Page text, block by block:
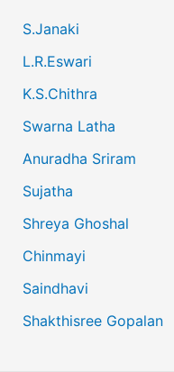
S.Janaki
L.R.Eswari
K.S.Chithra
Swarna Latha
Anuradha Sriram
Sujatha
Shreya Ghoshal
Chinmayi
Saindhavi
Shakthisree Gopalan